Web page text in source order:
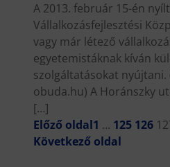
A 2013. február 15-én
Vállalkozásfejlesztési
vagy már létező
egyetemistáknak kíván
szolgáltatásokat nyújtani.
obuda.hu) A Horánszky
[…]
Előző oldal1 … 125 126
Következő oldal